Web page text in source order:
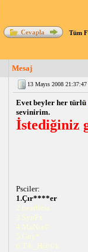
Cevapla Tüm
Mesaj
13 Mayıs 2008 21:37:47
Evet beyler her türlü
sevinirim.
İstediğiniz
Psciler:
1.Çır****er
2.heartless
3.SynFx
4.MaNia©
5.Gny*
6.T®_H@©k